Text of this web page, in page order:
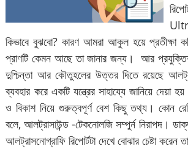
কিভাবে বুঝবো? কারণ আমরা আকুল হয়ে প্রতীক্ষা
প্রাণটি কেমন আছে তা জানার জন্য। আর
দুশ্চিন্তা আর কৌতুহলের উত্তর দিতে রয়েছে
ব্যবহার করে একটি যন্ত্রের সাহায্যে জানিয়ে দেয়া
ও বিকাশ নিয়ে গুরুত্বপূর্ণ বেশ কিছু তথ্য। কোন
বলে, আলট্রাসাউন্ড -টেকনোলজি সম্পুর্ন নিরাপদ।
আলট্রাসনোগ্রাফি রিপোর্টটা দেখে বোঝার চেষ্টা করেন